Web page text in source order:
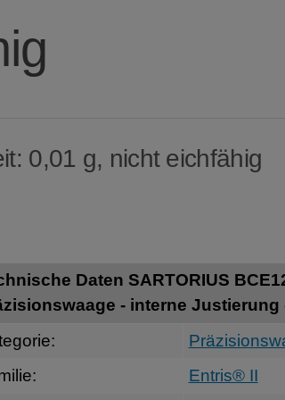
0,01 g, nicht eichfähig
Daten SARTORIUS
- interne
Entris® II